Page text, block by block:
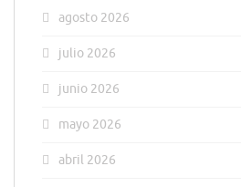
agosto 2026
julio 2026
junio 2026
mayo 2026
abril 2026